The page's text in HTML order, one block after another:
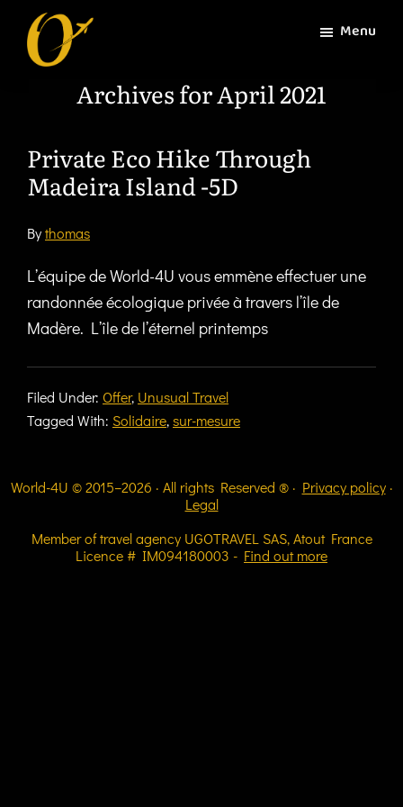
main World-
Menu
Archives for April 2021
Private Eco Hike Through
Madeira Island -5D
Bythomas
L’équipe de World-4U vous emmène effectuer une
randonnée écologique privée à travers l’île de
Madère. L’île de l’éternel printemps
Filed Under: Offer, Unusual Travel
Tagged With: Solidaire,sur-mesure
World-4U © 2015–2026 · All rights Reserved ® · Privacy policy·
Legal
Member of travel agency UGOTRAVEL SAS, Atout France
Licence # IM094180003 - Find out more